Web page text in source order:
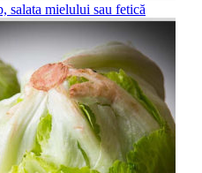
salata mielului sau fetică